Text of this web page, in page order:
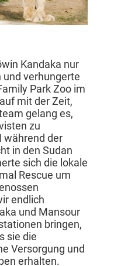
Kandaka nur
und verhungerte
Park Zoo im
mit der Zeit,
gelang es,
zu
während der
in den Sudan
sich die lokale
Rescue um
endlich
und Mansour
bringen,
sie die
Versorgung und
erhalten.